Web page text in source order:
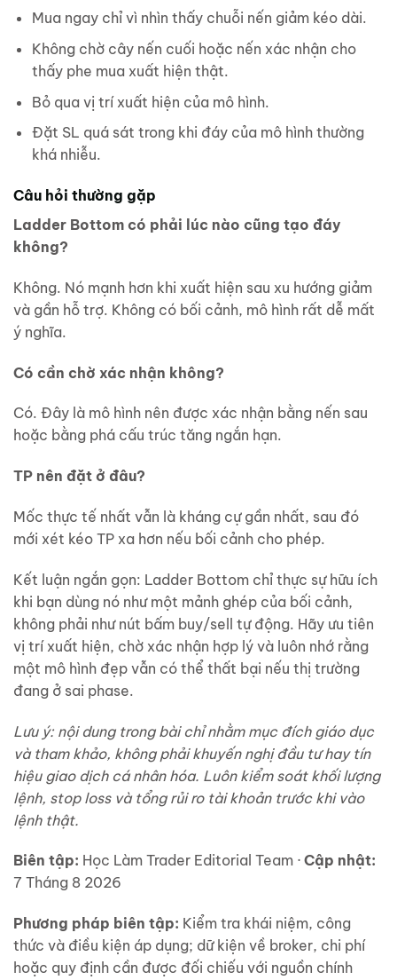
Mua ngay chỉ vì nhìn thấy chuỗi nến giảm kéo dài.
Không chờ cây nến cuối hoặc nến xác nhận cho
thấy phe mua xuất hiện thật.
Bỏ qua vị trí xuất hiện của mô hình.
Đặt SL quá sát trong khi đáy của mô hình thường
khá nhiễu.
Câu hỏi thường gặp
Ladder Bottom có phải lúc nào cũng tạo đáy
không?
Không. Nó mạnh hơn khi xuất hiện sau xu hướng giảm
và gần hỗ trợ. Không có bối cảnh, mô hình rất dễ mất
ý nghĩa.
Có cần chờ xác nhận không?
Có. Đây là mô hình nên được xác nhận bằng nến sau
hoặc bằng phá cấu trúc tăng ngắn hạn.
TP nên đặt ở đâu?
Mốc thực tế nhất vẫn là kháng cự gần nhất, sau đó
mới xét kéo TP xa hơn nếu bối cảnh cho phép.
Kết luận ngắn gọn: Ladder Bottom chỉ thực sự hữu ích
khi bạn dùng nó như một mảnh ghép của bối cảnh,
không phải như nút bấm buy/sell tự động. Hãy ưu tiên
vị trí xuất hiện, chờ xác nhận hợp lý và luôn nhớ rằng
một mô hình đẹp vẫn có thể thất bại nếu thị trường
đang ở sai phase.
Lưu ý: nội dung trong bài chỉ nhằm mục đích giáo dục
và tham khảo, không phải khuyến nghị đầu tư hay tín
hiệu giao dịch cá nhân hóa. Luôn kiểm soát khối lượng
lệnh, stop loss và tổng rủi ro tài khoản trước khi vào
lệnh thật.
Biên tập: Học Làm Trader Editorial Team · Cập nhật:
7 Tháng 8 2026
Phương pháp biên tập: Kiểm tra khái niệm, công
thức và điều kiện áp dụng; dữ kiện về broker, chi phí
hoặc quy định cần được đối chiếu với nguồn chính